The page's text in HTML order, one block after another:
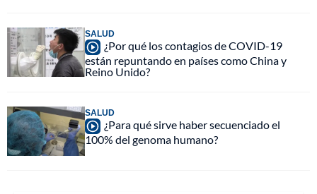
SALUD
¿Por qué los contagios de COVID-19
están repuntando en países como China y
Reino Unido?
SALUD
¿Para qué sirve haber secuenciado el
100% del genoma humano?